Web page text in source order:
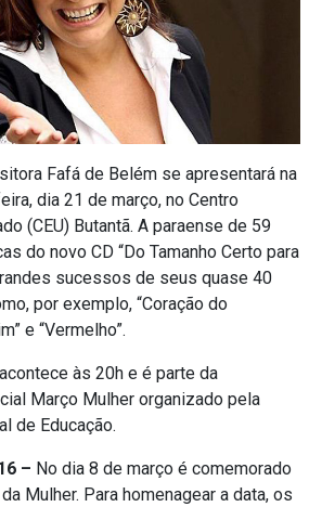
Fafá de Belém se apresentará na
dia 21 de março, no Centro
(CEU) Butantã. A paraense de 59
do novo CD “Do Tamanho Certo para
sucessos de seus quase 40
por exemplo, “Coração do
e “Vermelho”.
às 20h e é parte da
Março Mulher organizado pela
de Educação.
– No dia 8 de março é comemorado
Mulher. Para homenagear a data, os